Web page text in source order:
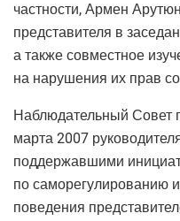
частности, Армен
представителя в
а также совместное
на нарушения их прав
Наблюдательный Совет
марта 2007
поддержавшими
по саморегулированию
поведения